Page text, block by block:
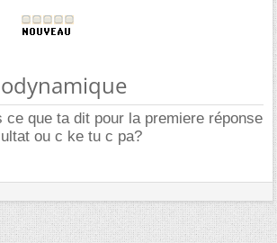
ce que ta dit pour la premiere réponse
ou c ke tu c pa?